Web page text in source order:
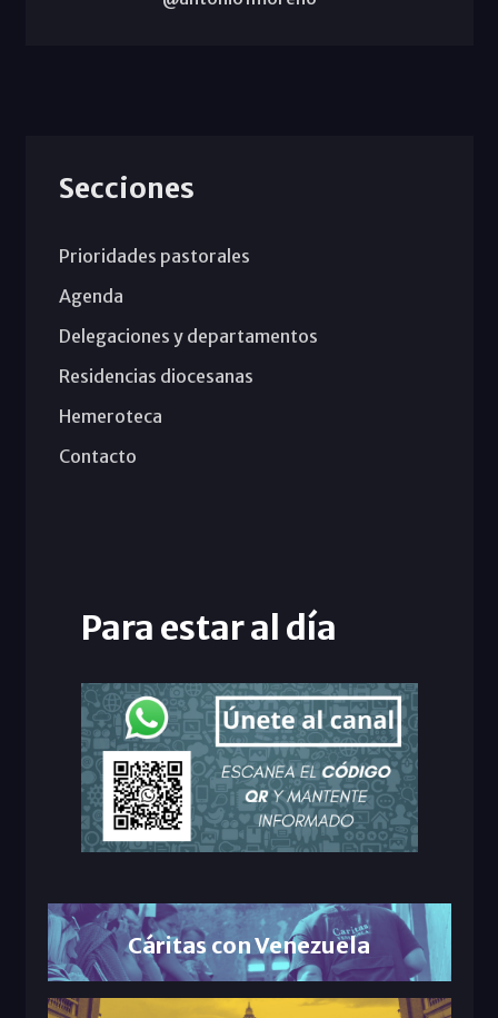
Secciones
Prioridades pastorales
Agenda
Delegaciones y departamentos
Residencias diocesanas
Hemeroteca
Contacto
Para estar al día
Cáritas con Venezuela